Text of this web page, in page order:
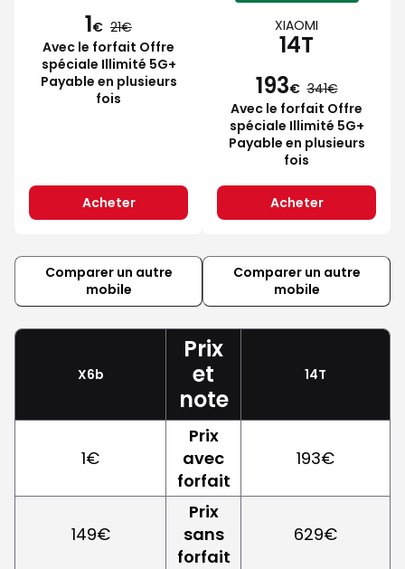
1€ 21
Avec le forfait Offre
spéciale Illimité 5G+
Payable en plusieurs
fois
Acheter
XIAOMI
14T
193€ 341
Avec le forfait Offre
spéciale Illimité 5G+
Payable en plusieurs
fois
Acheter
Comparer un autre
mobile
Comparer un autre
mobile
X6b
Prix
et
note
14T
1€
Prix
avec
forfait
193€
149€
Prix
sans
forfait
629€